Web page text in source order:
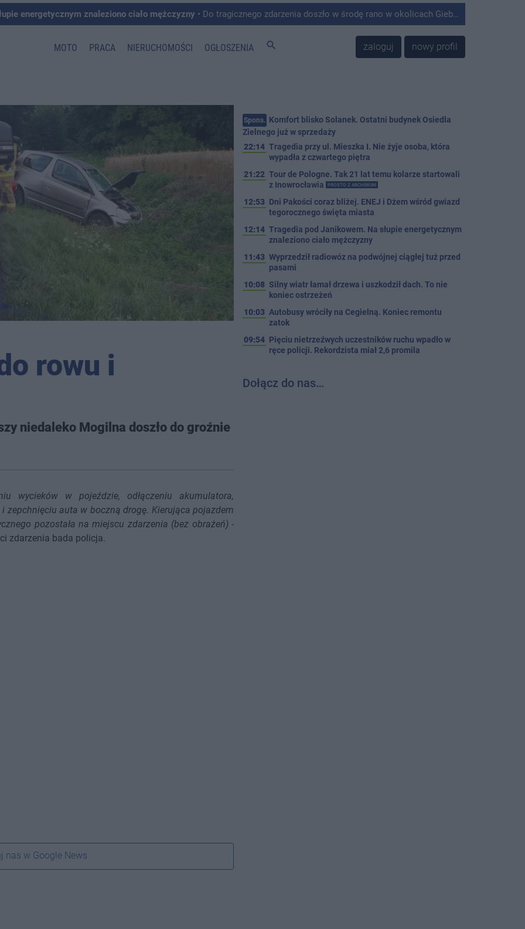
energetycznym znaleziono ciało mężczyzny • Do tragicznego zdarzenia doszło w środę rano w okolicach Giebni koło Janikowa. Wówczas na słupie energetycznym odnaleziono ciało mężczyzny.
MOTO PRACA NIERUCHOMOŚCI OGŁOSZENIA search zaloguj nowy profil
rowu i
niedaleko Mogilna doszło do groźnie
wycieków w pojeździe, odłączeniu akumulatora,
zepchnięciu auta w boczną drogę. Kierująca pojazdem
pozostała na miejscu zdarzenia (bez obrażeń) -
zdarzenia bada policja.
nas w Google News
Spons. Komfort blisko Solanek. Ostatni budynek Osiedla
Zielnego już w sprzedaży
22:14 Tragedia przy ul. Mieszka I. Nie żyje osoba, która
wypadła z czwartego piętra
21:22 Tour de Pologne. Tak 21 lat temu kolarze startowali
z Inowrocławia
PROSTO Z ARCHIWUM
12:53 Dni Pakości coraz bliżej. ENEJ i Dżem wśród gwiazd
tegorocznego święta miasta
12:14 Tragedia pod Janikowem. Na słupie energetycznym
znaleziono ciało mężczyzny
11:43 Wyprzedził radiowóz na podwójnej ciągłej tuż przed
pasami
10:08 Silny wiatr łamał drzewa i uszkodził dach. To nie
koniec ostrzeżeń
10:03 Autobusy wróciły na Cegielną. Koniec remontu
zatok
09:54 Pięciu nietrzeźwych uczestników ruchu wpadło w
ręce policji. Rekordzista miał 2,6 promila
Dołącz do nas…